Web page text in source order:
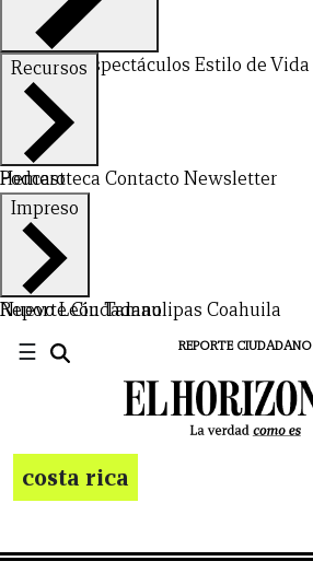
DeportesEspectáculos Estilo de Vida
Recursos
Hemeroteca Contacto Newsletter
Podcast
Impreso
Nuevo LeónTamaulipas Coahuila
Reporte Ciudadano
☰ REPORTE CIUDADANO
costa rica